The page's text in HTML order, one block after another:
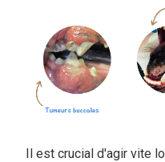
Il est crucial d'agir vite